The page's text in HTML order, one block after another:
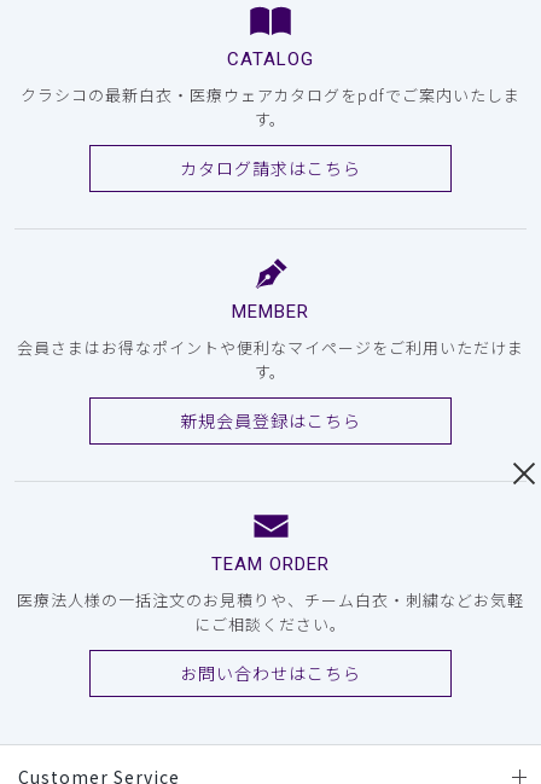
CATALOG
クラシコの最新白衣・医療ウェアカタログをpdfでご案内いたしま
す。
カタログ請求はこちら
MEMBER
会員さまはお得なポイントや便利なマイページをご利用いただけま
す。
新規会員登録はこちら
TEAM ORDER
医療法人様の一括注文のお見積りや、チーム白衣・刺繍などお気軽
にご相談ください。
お問い合わせはこちら
Customer Service